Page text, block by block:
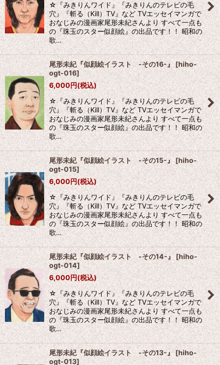
☆『みきりんワイド』『みきりんのテレビの毛
穴』『斬る（Kill）TV』など TVエッセイマンガで
おなじみの漫画家尾形未紀さんより すべて一点も
の『珠玉のスター似顔絵』の出品です！！ 昭和の
歌…
尾形未紀『似顔絵イラスト -その16-』 [hiho-
ogt-016]
6,000円(税込)
☆『みきりんワイド』『みきりんのテレビの毛
穴』『斬る（Kill）TV』など TVエッセイマンガで
おなじみの漫画家尾形未紀さんより すべて一点も
の『珠玉のスター似顔絵』の出品です！！ 昭和の
歌…
尾形未紀『似顔絵イラスト -その15-』 [hiho-
ogt-015]
6,000円(税込)
☆『みきりんワイド』『みきりんのテレビの毛
穴』『斬る（Kill）TV』など TVエッセイマンガで
おなじみの漫画家尾形未紀さんより すべて一点も
の『珠玉のスター似顔絵』の出品です！！ 昭和の
歌…
尾形未紀『似顔絵イラスト -その14-』[hiho-
ogt-014]
6,000円(税込)
☆『みきりんワイド』『みきりんのテレビの毛
穴』『斬る（Kill）TV』など TVエッセイマンガで
おなじみの漫画家尾形未紀さんより すべて一点も
の『珠玉のスター似顔絵』の出品です！！ 昭和の
歌…
尾形未紀『似顔絵イラスト -その13-』 [hiho-
ogt-013]